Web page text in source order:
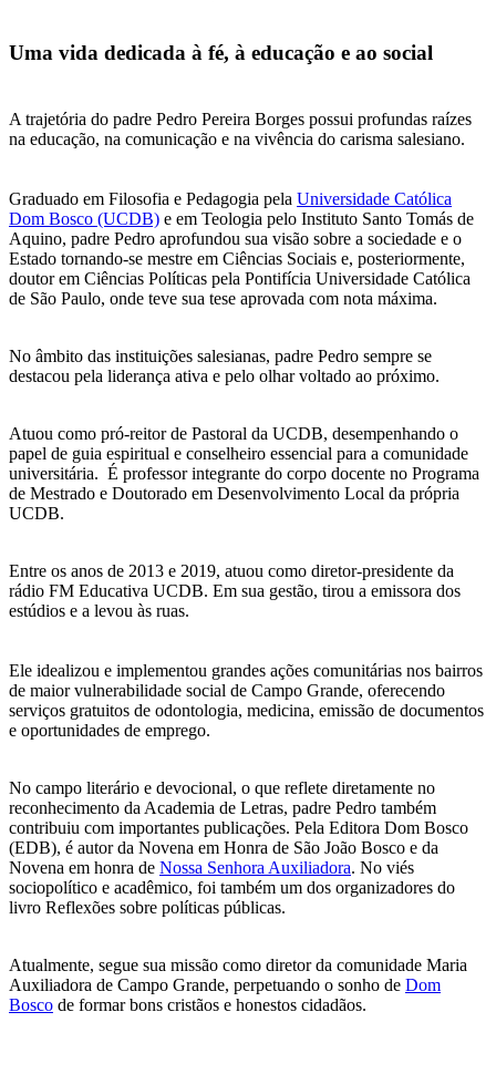
Uma vida dedicada à fé, à educação e ao social
A trajetória do padre Pedro Pereira Borges possui profundas raízes
na educação, na comunicação e na vivência do carisma salesiano.
Graduado em Filosofia e Pedagogia pela Universidade Católica
Dom Bosco (UCDB) e em Teologia pelo Instituto Santo Tomás de
Aquino, padre Pedro aprofundou sua visão sobre a sociedade e o
Estado tornando-se mestre em Ciências Sociais e, posteriormente,
doutor em Ciências Políticas pela Pontifícia Universidade Católica
de São Paulo, onde teve sua tese aprovada com nota máxima.
No âmbito das instituições salesianas, padre Pedro sempre se
destacou pela liderança ativa e pelo olhar voltado ao próximo.
Atuou como pró-reitor de Pastoral da UCDB, desempenhando o
papel de guia espiritual e conselheiro essencial para a comunidade
universitária. É professor integrante do corpo docente no Programa
de Mestrado e Doutorado em Desenvolvimento Local da própria
UCDB.
Entre os anos de 2013 e 2019, atuou como diretor-presidente da
rádio FM Educativa UCDB. Em sua gestão, tirou a emissora dos
estúdios e a levou às ruas.
Ele idealizou e implementou grandes ações comunitárias nos bairros
de maior vulnerabilidade social de Campo Grande, oferecendo
serviços gratuitos de odontologia, medicina, emissão de documentos
e oportunidades de emprego.
No campo literário e devocional, o que reflete diretamente no
reconhecimento da Academia de Letras, padre Pedro também
contribuiu com importantes publicações. Pela Editora Dom Bosco
(EDB), é autor da Novena em Honra de São João Bosco e da
Novena em honra de Nossa Senhora Auxiliadora. No viés
sociopolítico e acadêmico, foi também um dos organizadores do
livro Reflexões sobre políticas públicas.
Atualmente, segue sua missão como diretor da comunidade Maria
Auxiliadora de Campo Grande, perpetuando o sonho de Dom
Bosco de formar bons cristãos e honestos cidadãos.